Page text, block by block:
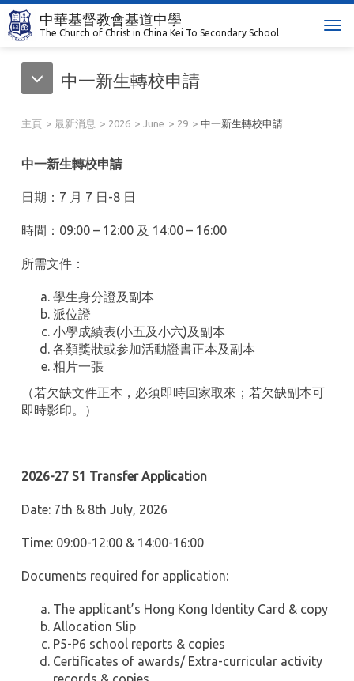
中華基督教會基道中學
The Church of Christ in China Kei To Secondary School
T
中一新生轉校申請
主頁 最新消息 2026 June 29 中一新生轉校申請
中一新生轉校申請
日期：7 月 7 日-8 日
時間：09:00 – 12:00 及 14:00 – 16:00
所需文件：
學生身分證及副本
派位證
小學成績表(小五及小六)及副本
各類獎狀或参加活動證書正本及副本
相片一張
（若欠缺文件正本，必須即時回家取來；若欠缺副本可
即時影印。）
2026-27 S1 Transfer Application
Date: 7th & 8th July, 2026
Time: 09:00-12:00 & 14:00-16:00
Documents required for application:
The applicant’s Hong Kong Identity Card & copy
Allocation Slip
P5-P6 school reports & copies
Certificates of awards/ Extra-curricular activity